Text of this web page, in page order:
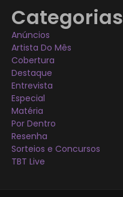
Categorias
Anúncios
Artista Do Mês
Cobertura
Destaque
Entrevista
Especial
Matéria
Por Dentro
Resenha
Sorteios e Concursos
TBT Live